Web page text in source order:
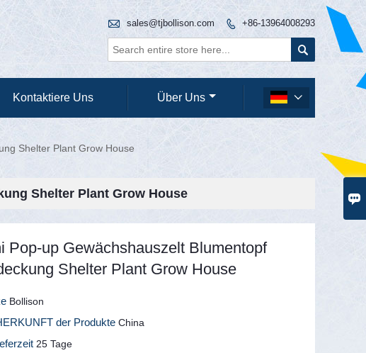

 sales@tjbollison.com  +86-13964008293

Kontaktiere Uns Über Uns 
Shelter Plant Grow House
Shelter Plant Grow House
Pop-up Gewächshauszelt Blumentopf
Shelter Plant Grow House
Bollison
der ProdukteChina
25 Tage